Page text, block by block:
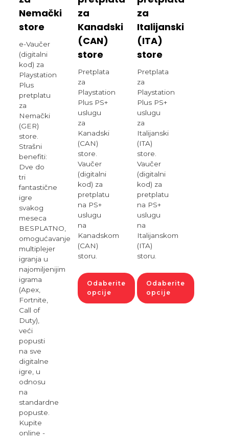
Nemački
store
e-Vaučer
(digitalni
kod) za
Playstation
Plus
pretplatu
za
Nemački
(GER)
store.
Strašni
benefiti:
Dve do
tri
fantastične
igre
svakog
meseca
BESPLATNO,
omogućavanje
multiplejer
igranja u
najomiljenijim
igrama
(Apex,
Fortnite,
Call of
Duty),
veći
popusti
na sve
digitalne
igre, u
odnosu
na
standardne
popuste.
Kupite
online -
za
Kanadski
(CAN)
store
Pretplata
za
Playstation
Plus PS+
uslugu
za
Kanadski
(CAN)
store.
Vaučer
(digitalni
kod) za
pretplatu
na PS+
uslugu
na
Kanadskom
(CAN)
storu.
Odaberite
opcije
za
Italijanski
(ITA)
store
Pretplata
za
Playstation
Plus PS+
uslugu
za
Italijanski
(ITA)
store.
Vaučer
(digitalni
kod) za
pretplatu
na PS+
uslugu
na
Italijanskom
(ITA)
storu.
Odaberite
opcije